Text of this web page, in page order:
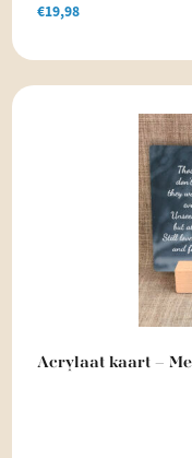
€19,98
Acrylaat kaart –